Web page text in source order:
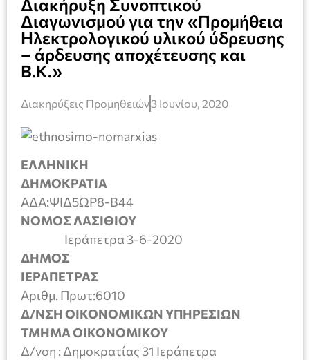
Διακήρυξη Συνοπτικού
Διαγωνισμού για την «Προμήθεια
Ηλεκτρολογικού υλικού ύδρευσης
– άρδευσης αποχέτευσης και
Β.Κ.»
Διακηρύξεις Προμηθειών3 Ιουνίου, 2020
ΕΛΛΗΝΙΚΗ
ΔΗΜΟΚΡΑΤΙΑ
ΑΔΑ:ΨΙΔ5ΩΡ8-Β44
ΝΟΜΟΣ ΛΑΣΙΘΙΟΥ
Ιεράπετρα 3-6-2020
ΔΗΜΟΣ
ΙΕΡΑΠΕΤΡΑΣ
Αριθμ. Πρωτ:6010
Δ/ΝΣΗ ΟΙΚΟΝΟΜΙΚΩΝ ΥΠΗΡΕΣΙΩΝ
ΤΜΗΜΑ ΟΙΚΟΝΟΜΙΚΟΥ
Δ/νση : Δημοκρατίας 31 Ιεράπετρα